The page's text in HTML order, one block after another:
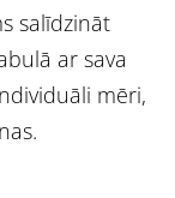
salīdzināt
ar sava
mēri,